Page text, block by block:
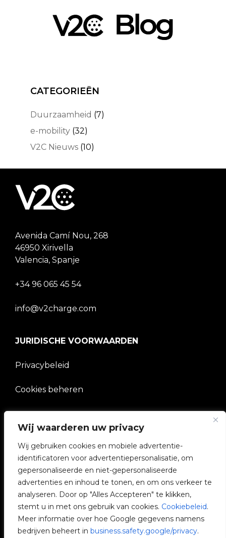
Wij waarderen uw privacy
Wij gebruiken cookies en mobiele advertentie-
identificatoren voor advertentiepersonalisatie, om
gepersonaliseerde en niet-gepersonaliseerde
advertenties en inhoud te tonen, en om ons verkeer te
analyseren. Door op "Alles Accepteren" te klikken,
stemt u in met ons gebruik van cookies. Cookiebeleid.
Meer informatie over hoe Google gegevens namens
bedrijven beheert in business.safety.google/privacy.
CATEGORIEËN
Duurzaamheid (7)
e-mobility (32)
V2C Nieuws (10)
Avenida Camí Nou, 268
46950 Xirivella
Valencia, Spanje
+34 96 065 45 54
info@v2charge.com
JURIDISCHE VOORWAARDEN
Privacybeleid
Cookies beheren
BEDRIJF
V2C Gemeenschap
e-Chargers
V2C Cloud
V2C Payments